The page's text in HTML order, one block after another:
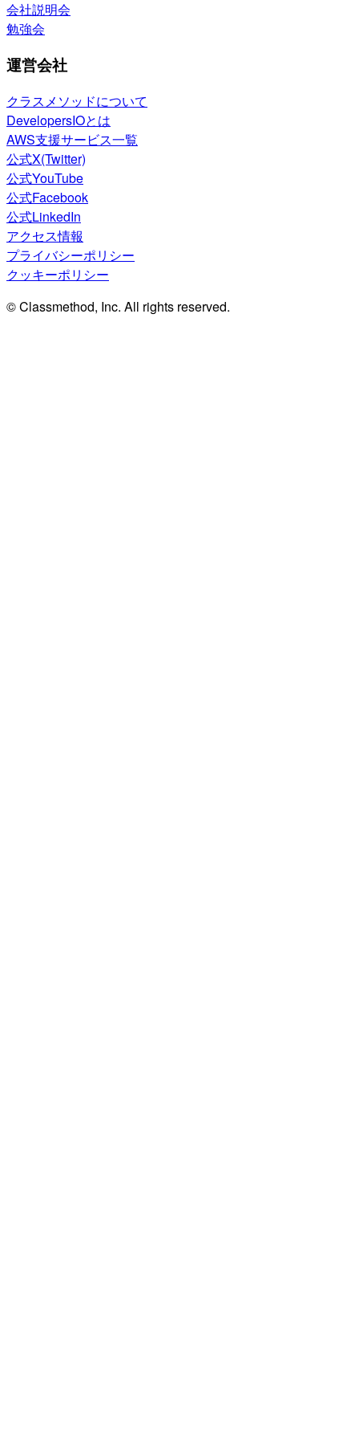
会社説明会
勉強会
運営会社
クラスメソッドについて
DevelopersIOとは
AWS支援サービス一覧
公式X(Twitter)
公式YouTube
公式Facebook
公式LinkedIn
アクセス情報
プライバシーポリシー
クッキーポリシー
© Classmethod, Inc. All rights reserved.